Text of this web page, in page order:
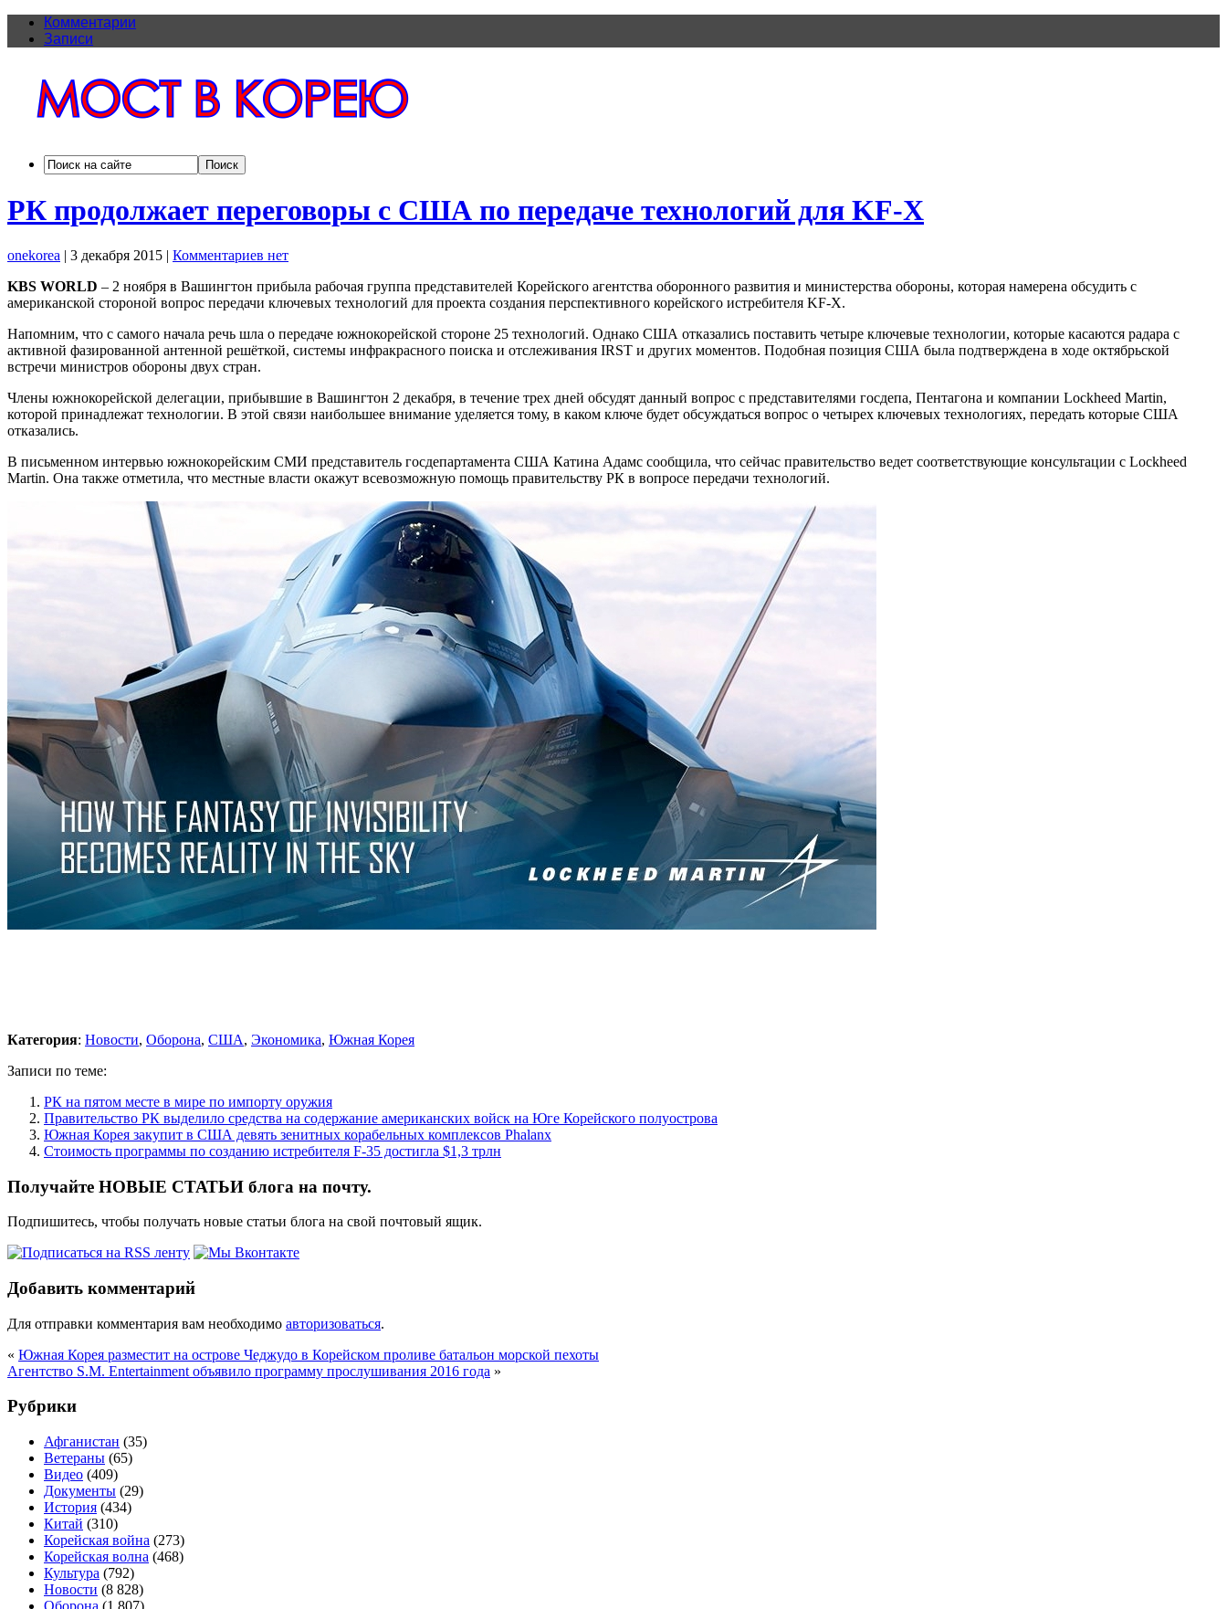
Комментарии
Записи
РК продолжает переговоры с США по передаче технологий для KF-X
onekorea | 3 декабря 2015 | Комментариев нет
KBS WORLD – 2 ноября в Вашингтон прибыла рабочая группа представителей Корейского агентства оборонного развития и министерства обороны, которая намерена обсудить с
американской стороной вопрос передачи ключевых технологий для проекта создания перспективного корейского истребителя KF-X.
Напомним, что с самого начала речь шла о передаче южнокорейской стороне 25 технологий. Однако США отказались поставить четыре ключевые технологии, которые касаются радара с
активной фазированной антенной решёткой, системы инфракрасного поиска и отслеживания IRST и других моментов. Подобная позиция США была подтверждена в ходе октябрьской
встречи министров обороны двух стран.
Члены южнокорейской делегации, прибывшие в Вашингтон 2 декабря, в течение трех дней обсудят данный вопрос с представителями госдепа, Пентагона и компании Lockheed Martin,
которой принадлежат технологии. В этой связи наибольшее внимание уделяется тому, в каком ключе будет обсуждаться вопрос о четырех ключевых технологиях, передать которые США
отказались.
В письменном интервью южнокорейским СМИ представитель госдепартамента США Катина Адамс сообщила, что сейчас правительство ведет соответствующие консультации с Lockheed
Martin. Она также отметила, что местные власти окажут всевозможную помощь правительству РК в вопросе передачи технологий.
Категория: Новости, Оборона, США, Экономика, Южная Корея
Записи по теме:
РК на пятом месте в мире по импорту оружия
Правительство РК выделило средства на содержание американских войск на Юге Корейского полуострова
Южная Корея закупит в США девять зенитных корабельных комплексов Phalanx
Стоимость программы по созданию истребителя F-35 достигла $1,3 трлн
Получайте НОВЫЕ СТАТЬИ блога на почту.
Подпишитесь, чтобы получать новые статьи блога на свой почтовый ящик.
Добавить комментарий
Для отправки комментария вам необходимо авторизоваться.
« Южная Корея разместит на острове Чеджудо в Корейском проливе батальон морской пехоты
Агентство S.M. Entertainment объявило программу прослушивания 2016 года »
Рубрики
Афганистан (35)
Ветераны (65)
Видео (409)
Документы (29)
История (434)
Китай (310)
Корейская война (273)
Корейская волна (468)
Культура (792)
Новости (8 828)